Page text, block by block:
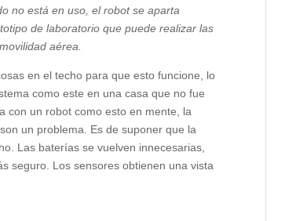
no está en uso, el robot se aparta
de laboratorio que puede realizar las
aérea.
en el techo para que esto funcione, lo
como este en una casa que no fue
con un robot como esto en mente, la
un problema. Es de suponer que la
Las baterías se vuelven innecesarias,
seguro. Los sensores obtienen una vista